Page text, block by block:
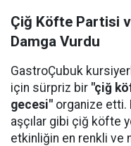
Çiğ Köfte Partisi
Damga Vurdu
GastroÇubuk
için sürpriz bir "çiğ
gecesi" organize etti.
aşçılar gibi çiğ köfte
etkinliğin en renkli ve